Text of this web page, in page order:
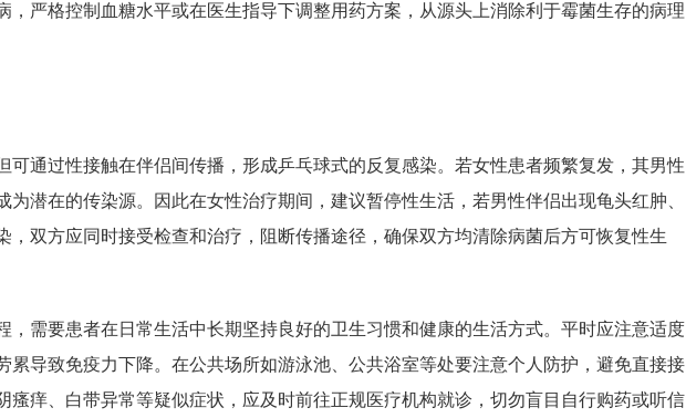
，严格控制血糖水平或在医生指导下调整用药方案，从源头上消除利于霉菌生存的病理
可通过性接触在伴侣间传播，形成乒乓球式的反复感染。若女性患者频繁复发，其男性
潜在的传染源。因此在女性治疗期间，建议暂停性生活，若男性伴侣出现龟头红肿、
，双方应同时接受检查和治疗，阻断传播途径，确保双方均清除病菌后方可恢复性生
，需要患者在日常生活中长期坚持良好的卫生习惯和健康的生活方式。平时应注意适度
累导致免疫力下降。在公共场所如游泳池、公共浴室等处要注意个人防护，避免直接接
瘙痒、白带异常等疑似症状，应及时前往正规医疗机构就诊，切勿盲目自行购药或听信